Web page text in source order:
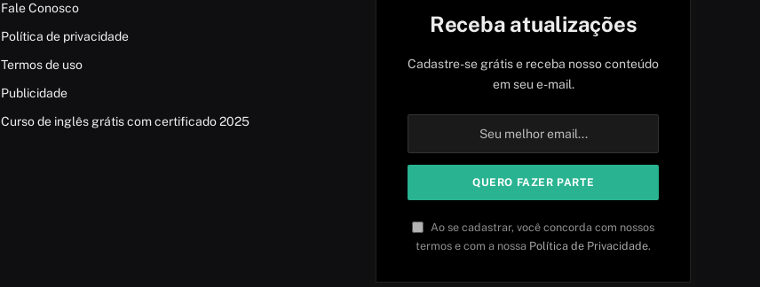
Fale Conosco
Política de privacidade
Termos de uso
Publicidade
Curso de inglês grátis com certificado 2025
Receba atualizações
Cadastre-se grátis e receba nosso conteúdo
em seu e-mail.
Ao se cadastrar, você concorda com nossos
termos e com a nossa Política de Privacidade.